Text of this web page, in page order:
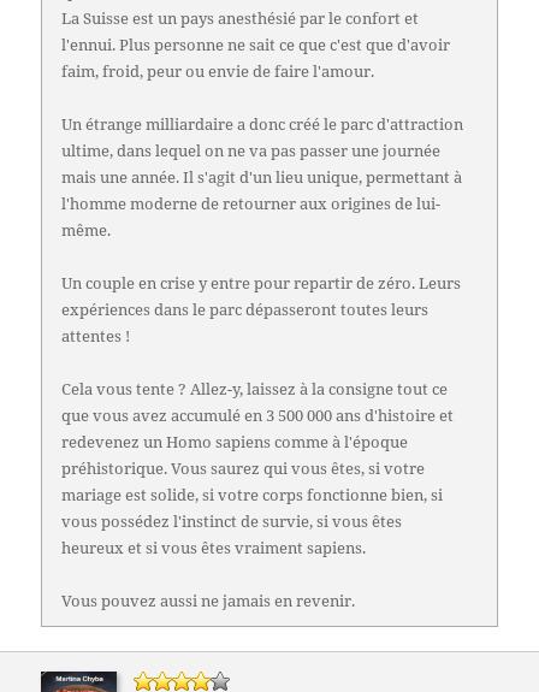
La Suisse est un pays anesthésié par le confort et
l'ennui. Plus personne ne sait ce que c'est que d'avoir
faim, froid, peur ou envie de faire l'amour.
Un étrange milliardaire a donc créé le parc d'attraction
ultime, dans lequel on ne va pas passer une journée
mais une année. Il s'agit d'un lieu unique, permettant à
l'homme moderne de retourner aux origines de lui-
même.
Un couple en crise y entre pour repartir de zéro. Leurs
expériences dans le parc dépasseront toutes leurs
attentes !
Cela vous tente ? Allez-y, laissez à la consigne tout ce
que vous avez accumulé en 3 500 000 ans d'histoire et
redevenez un Homo sapiens comme à l'époque
préhistorique. Vous saurez qui vous êtes, si votre
mariage est solide, si votre corps fonctionne bien, si
vous possédez l'instinct de survie, si vous êtes
heureux et si vous êtes vraiment sapiens.
Vous pouvez aussi ne jamais en revenir.